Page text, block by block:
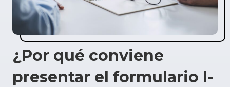
¿Por qué conviene
presentar el formulario I-